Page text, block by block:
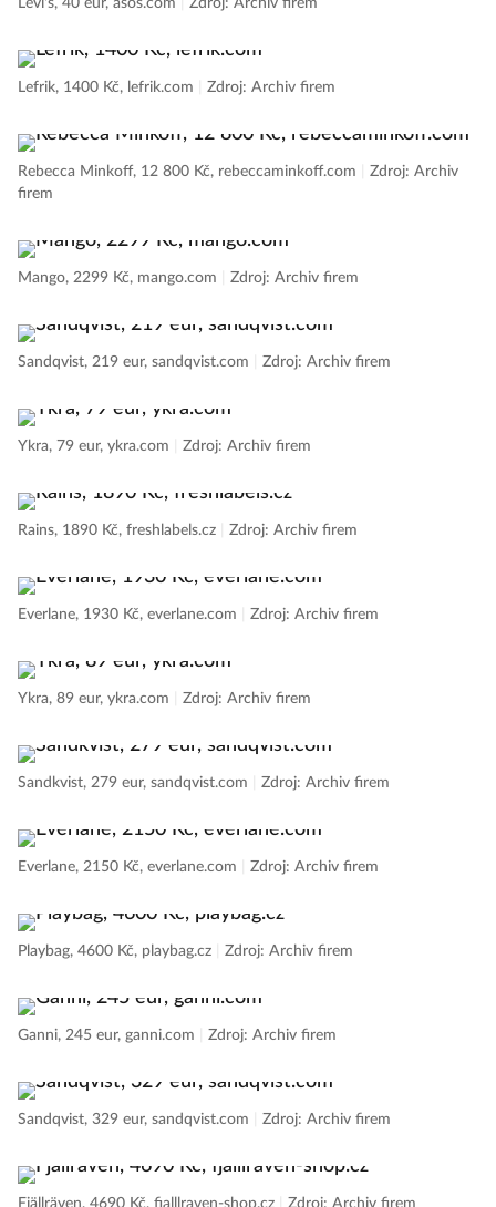
Levi's, 40 eur, asos.com Zdroj: Archiv firem
Lefrik, 1400 Kč, lefrik.com Zdroj: Archiv firem
Rebecca Minkoff, 12 800 Kč, rebeccaminkoff.com
Zdroj: Archiv
firem
Mango, 2299 Kč, mango.com Zdroj: Archiv firem
Sandqvist, 219 eur, sandqvist.com Zdroj: Archiv firem
Ykra, 79 eur, ykra.com Zdroj: Archiv firem
Rains, 1890 Kč, freshlabels.cz Zdroj: Archiv firem
Everlane, 1930 Kč, everlane.com Zdroj: Archiv firem
Ykra, 89 eur, ykra.com Zdroj: Archiv firem
Sandkvist, 279 eur, sandqvist.com Zdroj: Archiv firem
Everlane, 2150 Kč, everlane.com Zdroj: Archiv firem
Playbag, 4600 Kč, playbag.cz Zdroj: Archiv firem
Ganni, 245 eur, ganni.com Zdroj: Archiv firem
Sandqvist, 329 eur, sandqvist.com Zdroj: Archiv firem
Fjällräven, 4690 Kč, fjalllraven-shop.cz Zdroj: Archiv firem